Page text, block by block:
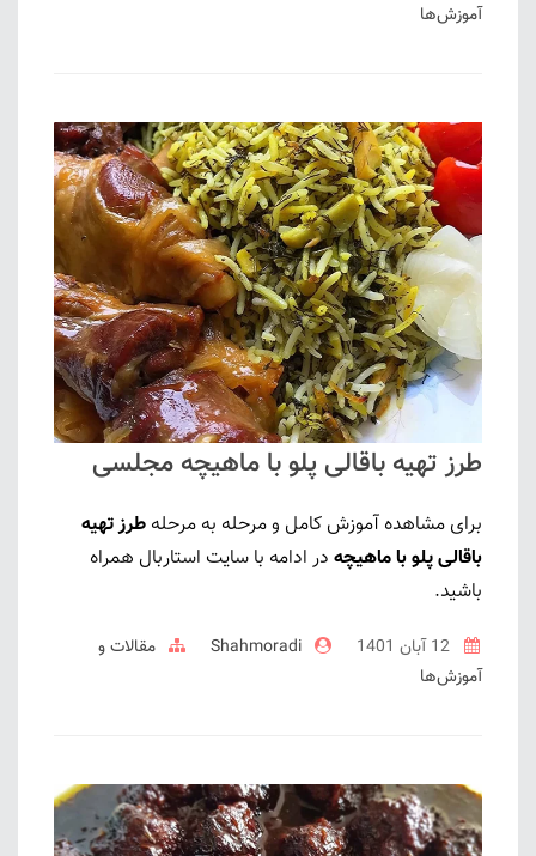
آموزش‌ها
طرز تهیه باقالی پلو با ماهیچه مجلسی
برای مشاهده آموزش کامل و مرحله به مرحله طرز تهیه
باقالی پلو با ماهیچه در ادامه با سایت استاربال همراه
باشید.
Shahmoradi
مقالات و
آموزش‌ها